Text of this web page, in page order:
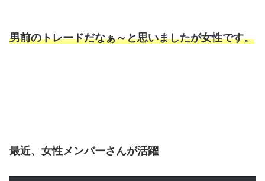
男前のトレードだなぁ～と思いましたが女性です。
最近、女性メンバーさんが活躍